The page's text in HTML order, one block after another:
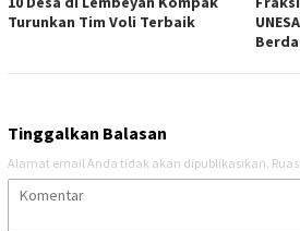
Turunkan Tim Voli Terbaik
Tinggalkan Balasan
Alamat email Anda tidak akan dipublikasikan.